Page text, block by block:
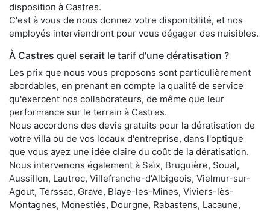
disposition à Castres.
C'est à vous de nous donnez votre disponibilité, et nos
employés interviendront pour vous dégager des nuisibles.
À Castres quel serait le tarif d'une dératisation ?
Les prix que nous vous proposons sont particulièrement
abordables, en prenant en compte la qualité de service
qu'exercent nos collaborateurs, de même que leur
performance sur le terrain à Castres.
Nous accordons des devis gratuits pour la dératisation de
votre villa ou de vos locaux d'entreprise, dans l'optique
que vous ayez une idée claire du coût de la dératisation.
Nous intervenons également à Saïx, Bruguière, Soual,
Aussillon, Lautrec, Villefranche-d'Albigeois, Vielmur-sur-
Agout, Terssac, Grave, Blaye-les-Mines, Viviers-lès-
Montagnes, Monestiés, Dourgne, Rabastens, Lacaune,